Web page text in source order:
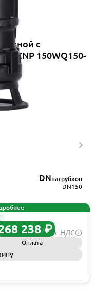
с
CNP 150WQ150-
DNпатрубков
DN150
238 ₽ с НДС
Оплата